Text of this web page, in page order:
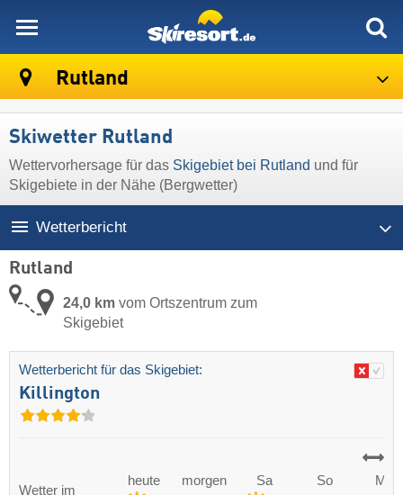
Rutland
Skiwetter Rutland
Wettervorhersage für das Skigebiet bei Rutland und für
Skigebiete in der Nähe (Bergwetter)
Wetterbericht
Rutland
24,0 km vom Ortszentrum zum
Skigebiet
Wetterbericht für das Skigebiet:
Killington
Wetter im
heute morgen Sa So Mo